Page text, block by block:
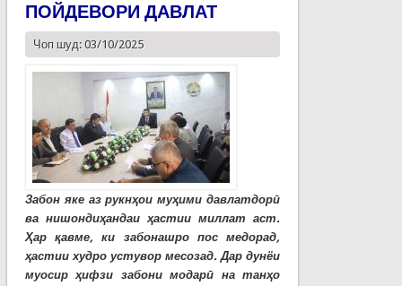
ПОЙДЕВОРИ ДАВЛАТ
Чоп шуд: 03/10/2025
Забон яке аз рукнҳои муҳими давлатдорӣ
ва нишондиҳандаи ҳастии миллат аст.
Ҳар қавме, ки забонашро пос медорад,
ҳастии худро устувор месозад. Дар дунёи
муосир ҳифзи забони модарӣ на танҳо